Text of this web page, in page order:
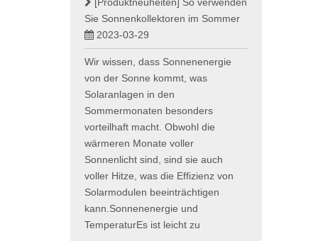
Sie Sonnenkollektoren im Sommer
2023-03-29
Wir wissen, dass Sonnenenergie
von der Sonne kommt, was
Solaranlagen in den
Sommermonaten besonders
vorteilhaft macht. Obwohl die
wärmeren Monate voller
Sonnenlicht sind, sind sie auch
voller Hitze, was die Effizienz von
Solarmodulen beeinträchtigen
kann.Sonnenenergie und
TemperaturEs ist leicht zu